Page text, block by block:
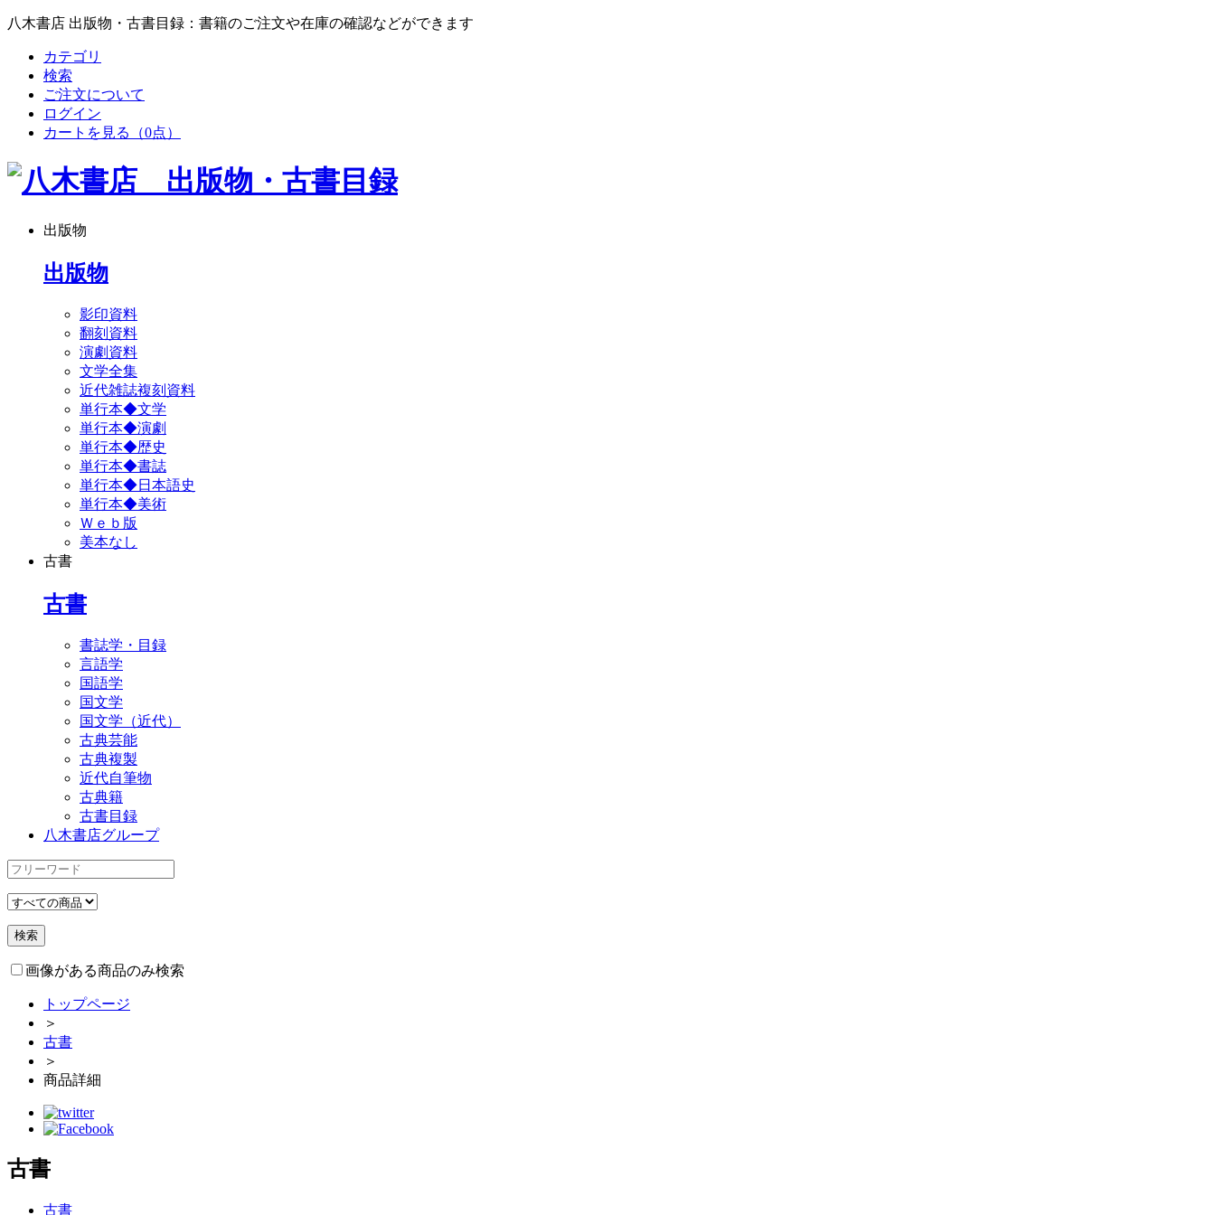
八木書店 出版物・古書目録：書籍のご注文や在庫の確認などができます
カテゴリ
検索
ご注文について
ログイン
カートを見る
（0点）
出版物
出版物
影印資料
翻刻資料
演劇資料
文学全集
近代雑誌複刻資料
単行本◆文学
単行本◆演劇
単行本◆歴史
単行本◆書誌
単行本◆日本語史
単行本◆美術
Ｗｅｂ版
美本なし
古書
古書
書誌学・目録
言語学
国語学
国文学
国文学（近代）
古典芸能
古典複製
近代自筆物
古典籍
古書目録
八木書店グループ
画像がある商品のみ検索
トップページ
＞
古書
＞
商品詳細
古書
古書